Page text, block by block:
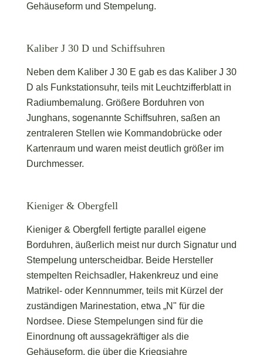
Gehäuseform und Stempelung.
Kaliber J 30 D und Schiffsuhren
Neben dem Kaliber J 30 E gab es das Kaliber J 30
D als Funkstationsuhr, teils mit Leuchtzifferblatt in
Radiumbemalung. Größere Borduhren von
Junghans, sogenannte Schiffsuhren, saßen an
zentraleren Stellen wie Kommandobrücke oder
Kartenraum und waren meist deutlich größer im
Durchmesser.
Kieniger & Obergfell
Kieniger & Obergfell fertigte parallel eigene
Borduhren, äußerlich meist nur durch Signatur und
Stempelung unterscheidbar. Beide Hersteller
stempelten Reichsadler, Hakenkreuz und eine
Matrikel- oder Kennnummer, teils mit Kürzel der
zuständigen Marinestation, etwa „N" für die
Nordsee. Diese Stempelungen sind für die
Einordnung oft aussagekräftiger als die
Gehäuseform, die über die Kriegsjahre